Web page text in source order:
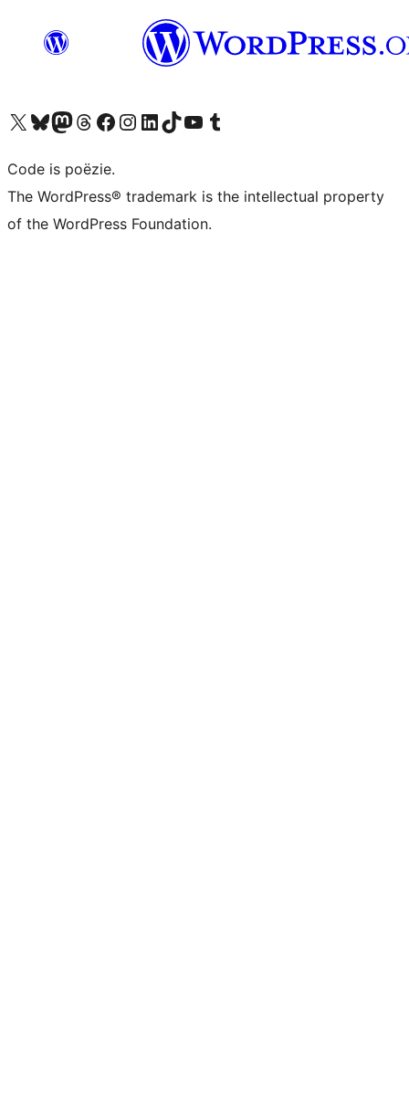
Bezoek ons X (voorheen Twitter) account
Bezoek ons Bluesky account
Bezoek ons Mastodon account
Bezoek ons Threads account
Onze Facebook pagina bezoeken
Bezoek ons Instagram account
Bezoek ons LinkedIn account
Bezoek ons TikTok account
Bezoek ons YouTube kanaalBezoek ons Tumblr account
Code is poëzie.
The WordPress® trademark is the intellectual property
of the WordPress Foundation.